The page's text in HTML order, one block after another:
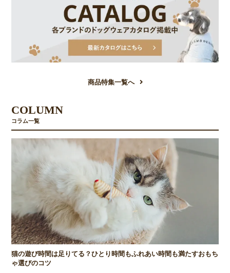
お買い物を続ける カートへ進む
商品特集一覧へ
COLUMN
コラム一覧
猫の遊び時間は足りてる？ひとり時間もふれあい時間も満たすおもち
ゃ選びのコツ